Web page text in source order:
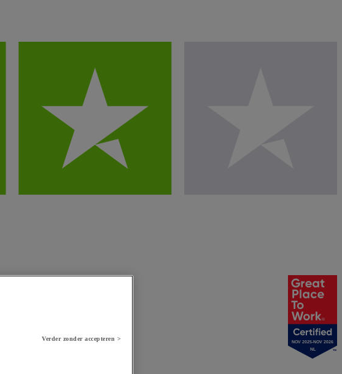
NOV 2025-NOV 2026
NL
Verder zonder accepteren >